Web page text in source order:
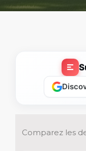
Comparez les